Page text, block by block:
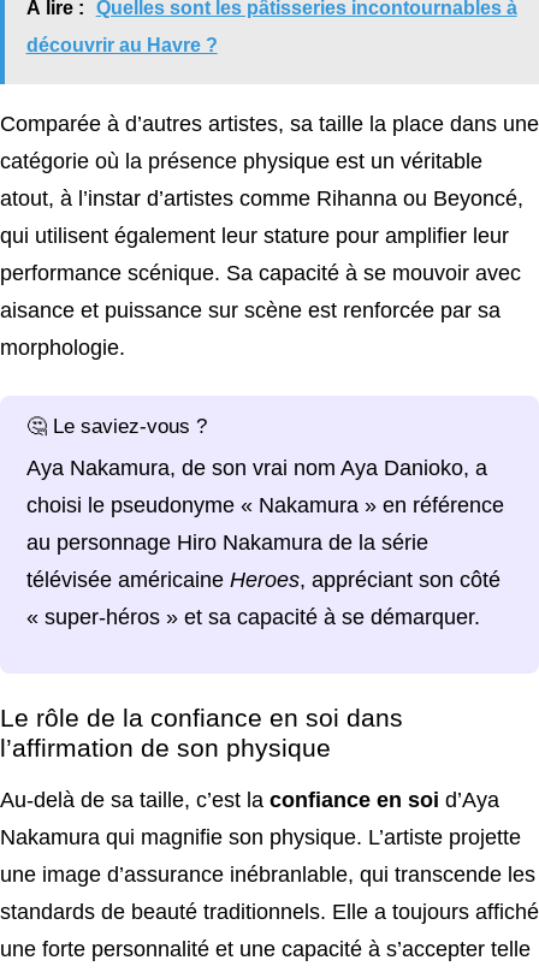
À lire :
Quelles sont les pâtisseries incontournables à
découvrir au Havre ?
Comparée à d’autres artistes, sa taille la place dans une
catégorie où la présence physique est un véritable
atout, à l’instar d’artistes comme Rihanna ou Beyoncé,
qui utilisent également leur stature pour amplifier leur
performance scénique. Sa capacité à se mouvoir avec
aisance et puissance sur scène est renforcée par sa
morphologie.
🤔 Le saviez-vous ?
Aya Nakamura, de son vrai nom Aya Danioko, a
choisi le pseudonyme « Nakamura » en référence
au personnage Hiro Nakamura de la série
télévisée américaineHeroes, appréciant son côté
« super-héros » et sa capacité à se démarquer.
Le rôle de la confiance en soi dans
l’affirmation de son physique
Au-delà de sa taille, c’est la confiance en soi d’Aya
Nakamura qui magnifie son physique. L’artiste projette
une image d’assurance inébranlable, qui transcende les
standards de beauté traditionnels. Elle a toujours affiché
une forte personnalité et une capacité à s’accepter telle